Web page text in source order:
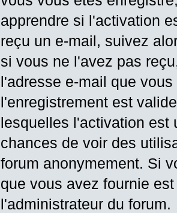
apprendre si l'activation
reçu un e-mail, suivez
si vous ne l'avez pas
l'adresse e-mail que
l'enregistrement est
lesquelles l'activation est
chances de voir des
forum anonymement. Si
que vous avez fournie
l'administrateur du forum.